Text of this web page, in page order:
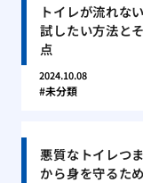
トイレが流れな
試したい方法と
点
2024.10.08
未分類
悪質なトイレつ
から身を守るた